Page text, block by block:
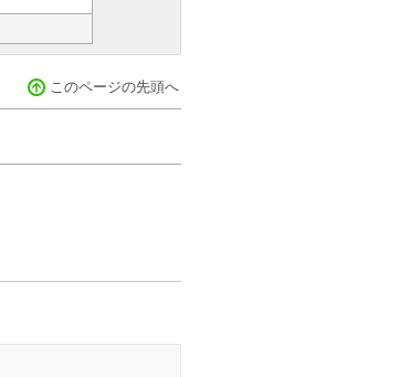
このページの先頭へ